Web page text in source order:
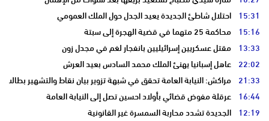
15:31 احتلال شاطئ الجديدة يعيد الجدل حول الملك العمومي
15:16 محاكمة 25 متهما في قضية الهجرة إلى سبتة
13:33 مقتل عسكريين إسرائيليين بانفجار لغم في مجدل زون
22:02 عاهل إسبانيا يهنئ الملك محمد السادس بعيد العرش
21:33 مراكش: النيابة العامة تحقق في شبهة تزوير بيان نقاط والتشهير بطالب
16:44 عرقلة مفوض قضائي بأولاد احسين تصل إلى النيابة العامة
12:19 الجديدة تشدد محاربة السمسرة غير القانونية